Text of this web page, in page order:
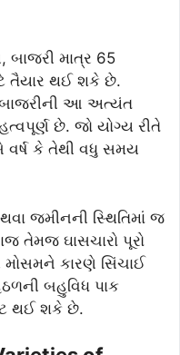
બાજરી માત્ર 65
તૈયાર થઈ શકે છે.
બાજરીની આ અત્યંત
છે. જો યોગ્ય રીતે
વર્ષ કે તેથી વધુ સમય
જમીનની સ્થિતિમાં જ
તેમજ ઘાસચારો પૂરો
મોસમને કારણે સિંચાઈ
બહુવિધ પાક
થઈ શકે છે.